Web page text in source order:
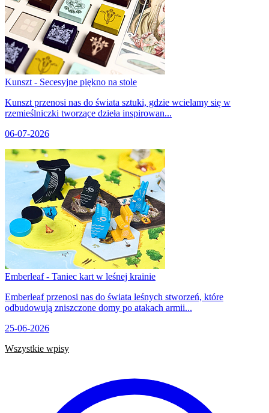
Kunszt - Secesyjne piękno na stole
Kunszt przenosi nas do świata sztuki, gdzie wcielamy się w
rzemieślniczki tworzące dzieła inspirowan...
06-07-2026
Emberleaf - Taniec kart w leśnej krainie
Emberleaf przenosi nas do świata leśnych stworzeń, które
odbudowują zniszczone domy po atakach armii...
25-06-2026
Wszystkie wpisy